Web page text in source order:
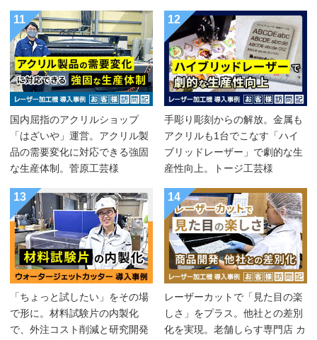
11
国内屈指のアクリルショップ
「はざいや」運営。アクリル製
品の需要変化に対応できる強固
な生産体制。菅原工芸様
12
手彫り彫刻からの解放。金属も
アクリルも1台でこなす「ハイ
ブリッドレーザー」で劇的な生
産性向上。トージ工芸様
13
「ちょっと試したい」をその場
で形に。材料試験片の内製化
で、外注コスト削減と研究開発
14
レーザーカットで「見た目の楽
しさ」をプラス。他社との差別
化を実現。老舗しらす専門店 カ